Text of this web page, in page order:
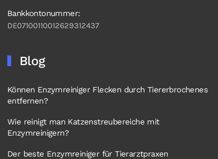
Bankkontonummer:
DE07100110012629312437
Blog
Können Enzymreiniger Flecken durch Tiererbrochenes
entfernen?
Wie reinigt man Katzenstreubereiche mit
Enzymreinigern?
Der beste Enzymreiniger für Tierarztpraxen